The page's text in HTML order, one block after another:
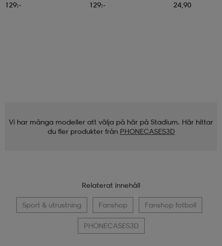
129:- 129:- 24,90
Vi har många modeller att välja på här på Stadium. Här hittar
du fler produkter från PHONECASES3D
Relaterat innehåll
Sport & utrustning Fanshop Fanshop fotboll
PHONECASES3D